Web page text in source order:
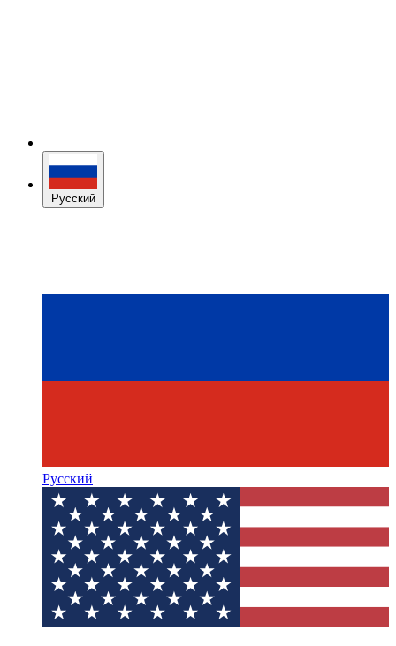
Русский
Русский